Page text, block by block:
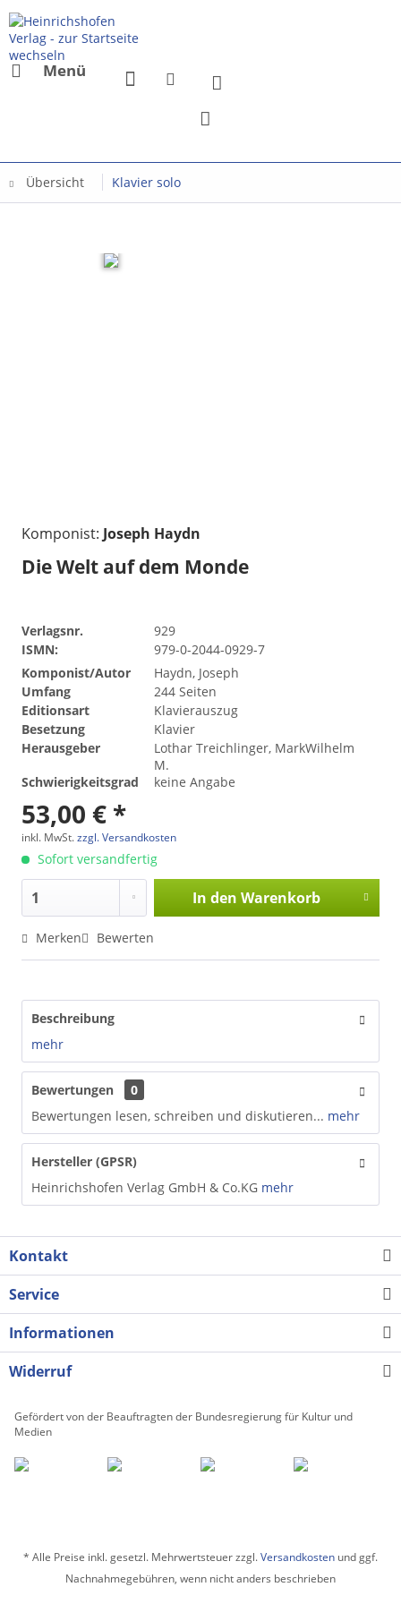
Menü
Übersicht Klavier solo
Komponist: Joseph Haydn
Die Welt auf dem Monde
Verlagsnr.
929
ISMN:
979-0-2044-0929-7
Komponist/Autor
Haydn, Joseph
Umfang
244 Seiten
Editionsart
Klavierauszug
Besetzung
Klavier
Herausgeber
Lothar Treichlinger, MarkWilhelm
M.
Schwierigkeitsgrad
keine Angabe
53,00 € *
inkl. MwSt.zzgl. Versandkosten
Sofort versandfertig
In den Warenkorb
Merken Bewerten
Beschreibung
mehr
Bewertungen
0
Bewertungen lesen, schreiben und diskutieren... mehr
Hersteller (GPSR)
Heinrichshofen Verlag GmbH & Co.KG mehr
Kontakt
Service
Informationen
Widerruf
Gefördert von der Beauftragten der Bundesregierung für Kultur und
Medien
* Alle Preise inkl. gesetzl. Mehrwertsteuer zzgl.Versandkosten und ggf.
Nachnahmegebühren, wenn nicht anders beschrieben